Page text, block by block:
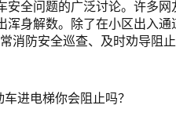
全问题的广泛讨论。许多网
浑身解数。除了在小区出入通
消防安全巡查、及时劝导阻
进电梯你会阻止吗？